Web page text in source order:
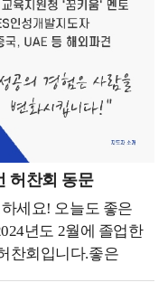
비스를 제공하고
등 대규모 시설 청소
아닌 공간 컨디션을
습니다. 이 과정에서
보다 중요했습니다.
력한 무기가 될 수
업디자인과에서 배운
고객들에게
사이트, SNS 콘텐츠,
했습니다. 그렇게
포지셔닝에
기 위해 노력하고
을 자유롭게 써주세요.
허찬회 동문
세요! 오늘도 좋은
년도 2월에 졸업한
찬회입니다.좋은
담고 있는